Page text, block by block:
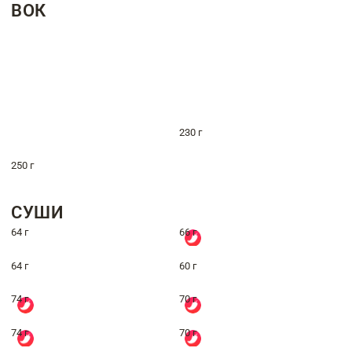
ВОК
230 г
250 г
СУШИ
64 г 66 г
64 г 60 г
74 г 70 г
74 г 70 г